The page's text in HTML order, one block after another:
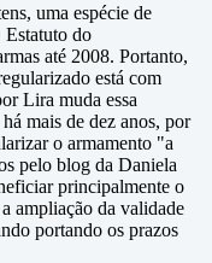
uma espécie de
Estatuto do
até 2008. Portanto,
está com
Lira muda essa
mais de dez anos, por
o armamento "a
pelo blog da Daniela
principalmente o
ampliação da validade
portando os prazos